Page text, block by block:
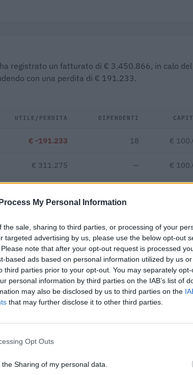
My Personal Information
the sale, sharing to third parties, or processing of your
targeted advertising by us, please use the below opt-out
note that after your opt-out request is processed
based ads based on personal information utilized by us
third parties prior to your opt-out. You may separately
personal information by third parties on the IAB’s list of
may also be disclosed by us to third parties on the
that may further disclose it to other third parties.
Opt Outs
Sharing of my personal data.
registrato un fatturato di € 3.450.866, in calo del
con una perdita di € 191.233.
UTILE/PERDITA DIPENDENTI
€ -191.233 18 €
€ 311.275 — €
€ 191.715
Fatturato per dipendente
per un totale di 1.980.671 euro (2020–2026).
ENTE CONCEDENTE
per
1.555